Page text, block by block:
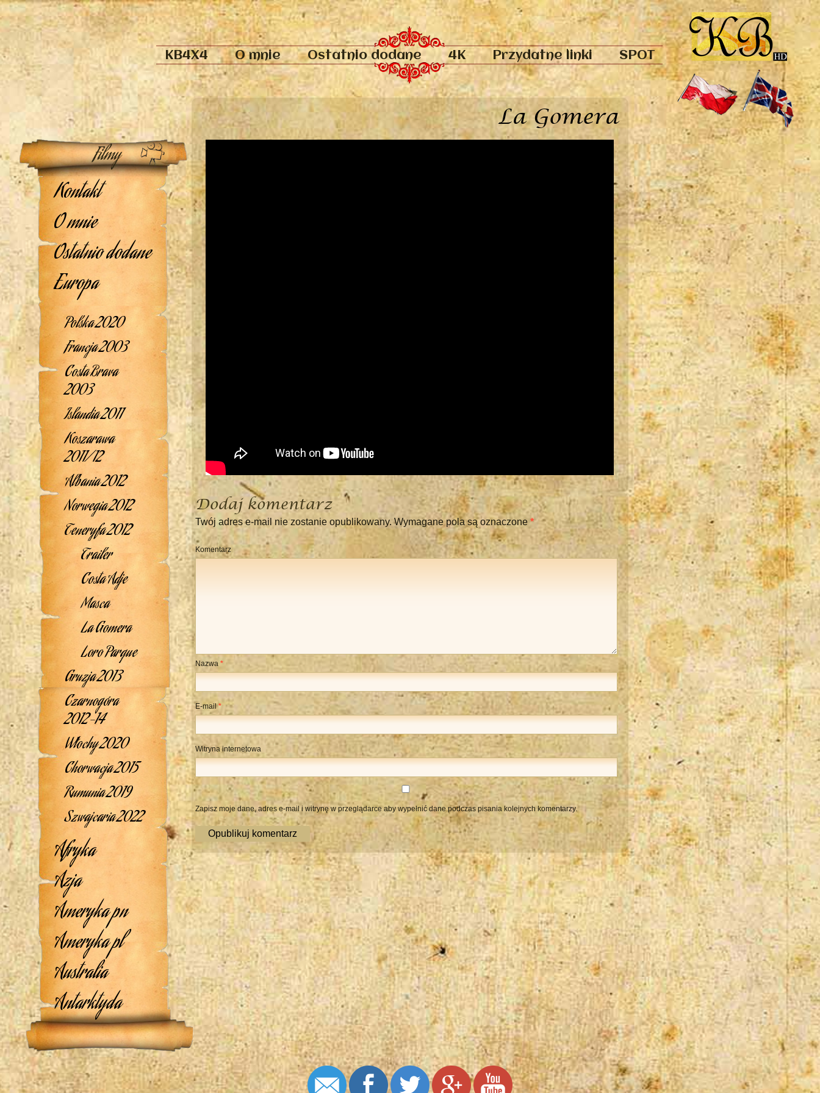
KB4X4 O mnie Ostatnio dodane 4K Przydatne linki SPOT
Kontakt
O mnie
Ostatnio dodane
Europa
Polska 2020
Francja 2003
Costa Brava
2003
Islandia 2011
Koszarawa
2011/12
Albania 2012
Norwegia 2012
Teneryfa 2012
Trailer
Costa Adje
Masca
La Gomera
Loro Parque
Gruzja 2013
Czarnogóra
2012-14
Włochy 2020
Chorwacja 2015
Rumunia 2019
Szwajcaria 2022
Afryka
Azja
Ameryka pn
Ameryka pl
Australia
Antarktyda
La Gomera
Dodaj komentarz
Twój adres e-mail nie zostanie opublikowany. Wymagane pola są oznaczone *
Komentarz
Nazwa *
E-mail*
Witryna internetowa
Zapisz moje dane, adres e-mail i witrynę w przeglądarce aby wypełnić dane podczas pisania kolejnych komentarzy.